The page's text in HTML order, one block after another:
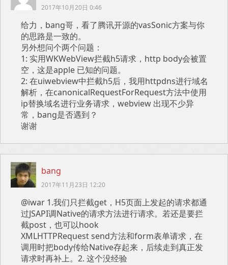
2017年10月20日 0:46
给力，bang哥，看了腾讯开源的vasSonic方案与你
的思路是一致的。
另外想问个两个问题：
1: 实用WKWebView拦截h5请求，http body会被置
空，这是apple 已知的问题。
2: 在uiwebview中拦截h5后，我用httpdns进行域名
解析，在canonicalRequestForRequest方法中使用
ip替换域名进行业务请求，webview 出现不少异
常，bang是否遇到？
谢谢
bang
2017年11月23日 12:20
@iwar 1.我们只拦截get，H5页面上发起的请求都通
过JSAPI调Native的请求方法进行请求。若还是要拦
截post，也可以hook
XMLHTTPRequest send方法和form表单请求，在
调用时把body传给Native存起来，后续走到真正发
请求时再补上。2. 这个没经验